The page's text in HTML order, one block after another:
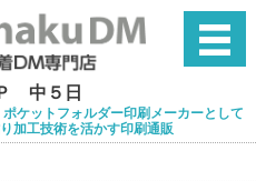
中５日
ケットフォルダー印刷メーカーとして
加工技術を活かす印刷通販